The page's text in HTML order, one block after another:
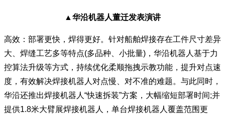
▲华沿机器人董迁发表演讲
高效：部署更快，焊得更好。针对船舶焊接存在工件尺寸差异
大、焊缝工艺多等特点(多品种、小批量)，华沿机器人基于力
控算法升级等方式，持续优化柔顺拖拽示教功能，提升对点速
度，有效解决焊接机器人对点慢、对不准的难题。与此同时，
华沿还推出焊接机器人“快速拆装”方案，大幅缩短部署时间;并
提供1.8米大臂展焊接机器人，单台焊接机器人覆盖范围更